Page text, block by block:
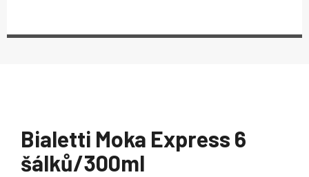
Bialetti Moka Express 6
šálků/300ml